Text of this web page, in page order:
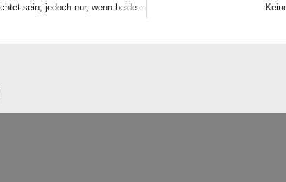
Großeltern können zur Unterhaltszahlung an Enkel verpflichtet sein, jedoch nur, wenn beide Kindeseltern nicht leistungsfähig sind.